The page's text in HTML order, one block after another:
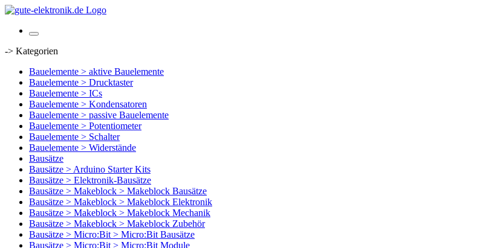
-> Kategorien
Bauelemente > aktive Bauelemente
Bauelemente > Drucktaster
Bauelemente > ICs
Bauelemente > Kondensatoren
Bauelemente > passive Bauelemente
Bauelemente > Potentiometer
Bauelemente > Schalter
Bauelemente > Widerstände
Bausätze
Bausätze > Arduino Starter Kits
Bausätze > Elektronik-Bausätze
Bausätze > Makeblock > Makeblock Bausätze
Bausätze > Makeblock > Makeblock Elektronik
Bausätze > Makeblock > Makeblock Mechanik
Bausätze > Makeblock > Makeblock Zubehör
Bausätze > Micro:Bit > Micro:Bit Bausätze
Bausätze > Micro:Bit > Micro:Bit Module